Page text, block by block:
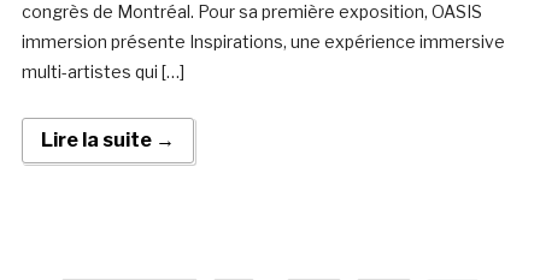
congrès de Montréal. Pour sa première exposition, OASIS
immersion présente Inspirations, une expérience immersive
multi-artistes qui […]
Lire la suite →